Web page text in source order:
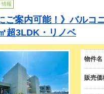
情報
ご案内可能！》バルコ
超3LDK・リノベ
物件名
販売価